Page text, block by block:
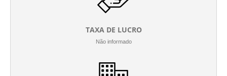
TAXA DE LUCRO
Não informado